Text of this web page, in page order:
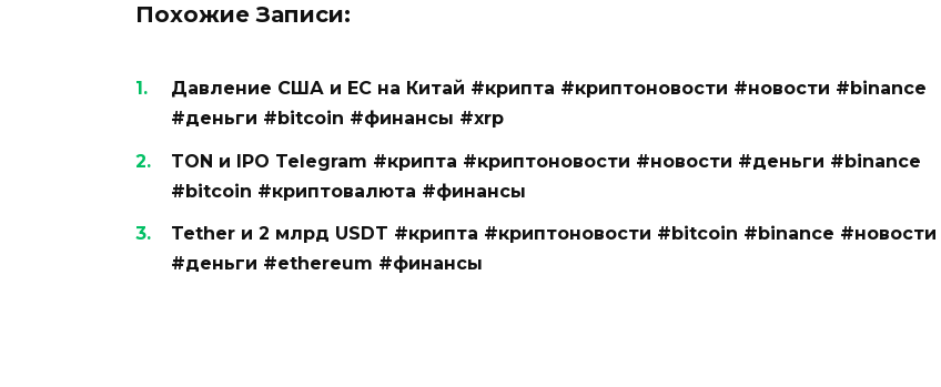
Похожие Записи:
Давление США и ЕС на Китай #крипта #криптоновости #новости #binance
#деньги #bitcoin #финансы #xrp
TON и IPO Telegram #крипта #криптоновости #новости #деньги #binance
#bitcoin #криптовалюта #финансы
Tether и 2 млрд USDT #крипта #криптоновости #bitcoin #binance #новости
#деньги #ethereum #финансы